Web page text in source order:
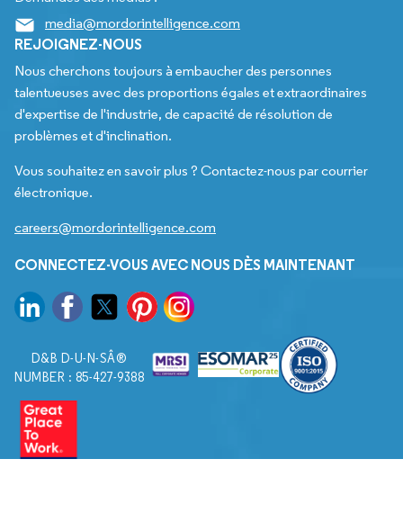
media@mordorintelligence.com
REJOIGNEZ-NOUS
Nous cherchons toujours à embaucher des personnes
talentueuses avec des proportions égales et extraordinaires
d'expertise de l'industrie, de capacité de résolution de
problèmes et d'inclination.
Vous souhaitez en savoir plus ? Contactez-nous par courrier
électronique.
careers@mordorintelligence.com
CONNECTEZ-VOUS AVEC NOUS DÈS MAINTENANT
D&B D-U-N-SÂ®
NUMBER : 85-427-9388